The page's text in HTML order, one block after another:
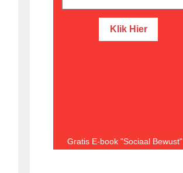
Gratis E-book "Sociaal Bewust"